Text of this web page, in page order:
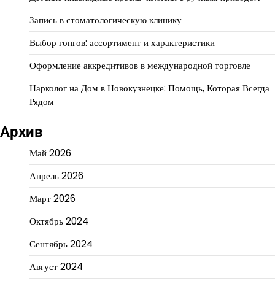
Запись в стоматологическую клинику
Выбор гонгов: ассортимент и характеристики
Оформление аккредитивов в международной торговле
Нарколог на Дом в Новокузнецке: Помощь, Которая Всегда
Рядом
Архив
Май 2026
Апрель 2026
Март 2026
Октябрь 2024
Сентябрь 2024
Август 2024